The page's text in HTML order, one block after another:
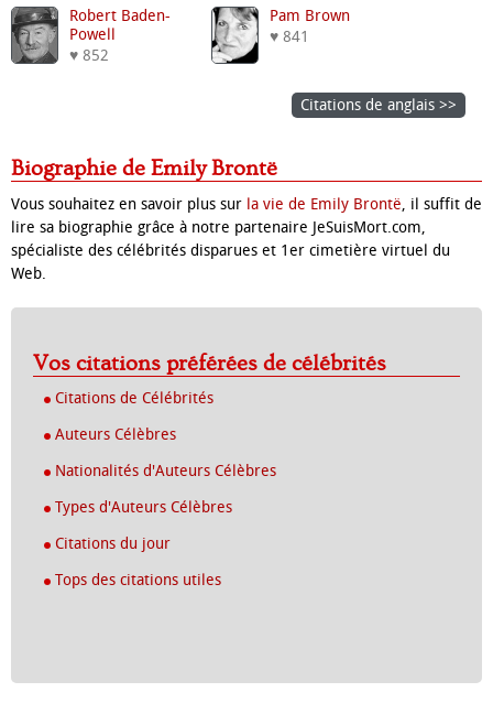
Robert Baden-
Powell
♥ 852
Pam Brown
♥ 841
Citations de anglais >>
Biographie de Emily Brontë
Vous souhaitez en savoir plus sur la vie de Emily Brontë, il suffit de
lire sa biographie grâce à notre partenaire JeSuisMort.com,
spécialiste des célébrités disparues et 1er cimetière virtuel du
Web.
Vos citations préférées de célébrités
Citations de Célébrités
Auteurs Célèbres
Nationalités d'Auteurs Célèbres
Types d'Auteurs Célèbres
Citations du jour
Tops des citations utiles